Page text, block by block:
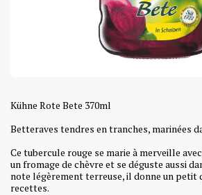
Kühne Rote Bete 370ml
Betteraves tendres en tranches, marinées
Ce tubercule rouge se marie à merveille
un fromage de chèvre et se déguste aussi
note légèrement terreuse, il donne un petit
recettes.